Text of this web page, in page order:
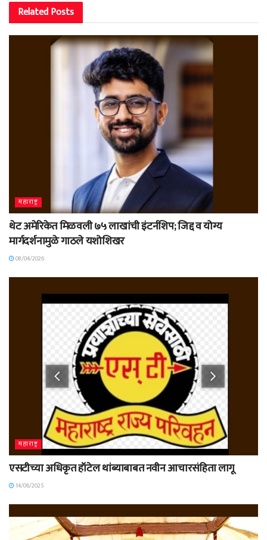
RelatedPosts
महाराष्ट्र
थेट अमेरिकेत मिळवली ७५ लाखांची इंटर्नशिप; जिद्द व योग्य
मार्गदर्शनामुळे गाठले यशोशिखर
08/04/2026
महाराष्ट्र
एसटीच्या अधिकृत हॉटेल थांब्याबाबत नवीन आचारसंहिता लागू
14/06/2025